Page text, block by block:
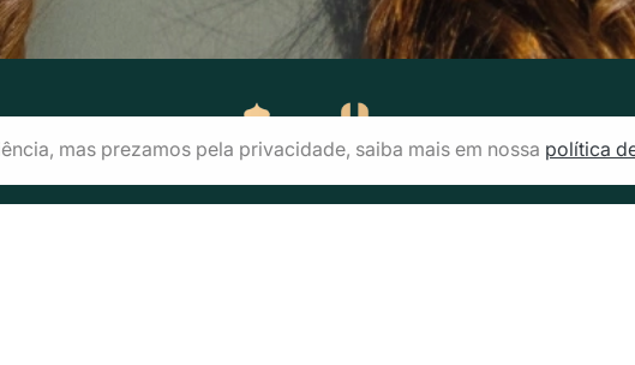
Engenharia de
Engenharia Mecânica
mas prezamos pela privacidade, saiba mais em nossa política